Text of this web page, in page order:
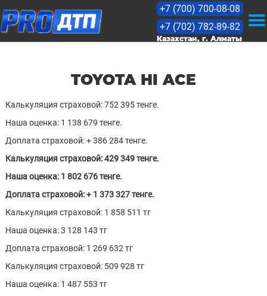
Прайс
Кейсы
Статьи
+7 (700) 700-08-08
+7 (702) 782-89-82
Казахстан, г. Алматы
TOYOTA HI ACE
Калькуляция страховой: 752 395 тенге.
Наша оценка: 1 138 679 тенге.
Доплата страховой: + 386 284 тенге.
Калькуляция страховой: 429 349 тенге.
Наша оценка: 1 802 676 тенге.
Доплата страховой: + 1 373 327 тенге.
Калькуляция страховой: 1 858 511 тг
Наша оценка: 3 128 143 тг
Доплата страховой: 1 269 632 тг
Калькуляция страховой: 509 928 тг
Наша оценка: 1 487 553 тг